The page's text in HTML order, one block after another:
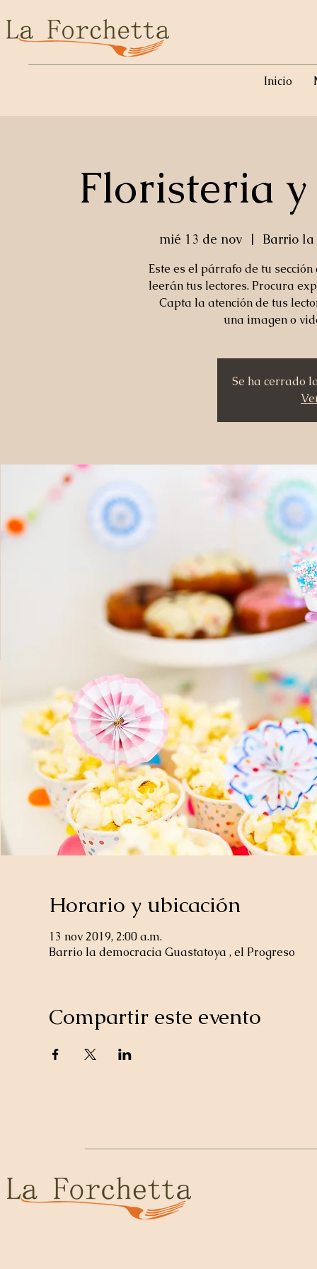
Inicio
Floristeria
mié 13 de nov
  |
Barrio la
Este es el párrafo de tu
leerán tus lectores. Procura
Capta la atención de tus
una imagen o
Se ha cerrado
Horario y ubicación
13 nov 2019, 2:00 a.m.
Barrio la democracia Guastatoya , el Progreso
Compartir este evento